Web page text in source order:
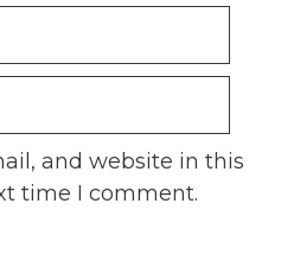
and website in this
time I comment.